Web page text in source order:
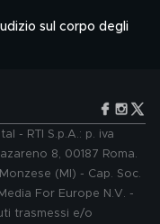
sul corpo degli
- RTI S.p.A.: p. iva
8, 00187 Roma.
(MI) - Cap. Soc.
For Europe N.V. -
trasmessi e/o